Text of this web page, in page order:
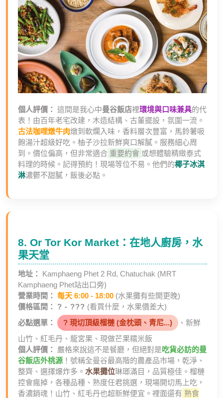
個人評價： 這間是我心中曼谷飯店裡環境與口味兼具的代
表！由百年老宅改建，木造結構、古董擺設，氛圍一流。
古法咖哩燉牛肉燉到軟爛入味，香料層次豐富，馬鈴薯吸
飽湯汁超級好吃。柚子沙拉新鮮爽口解膩。服務細心周
到。價位偏高，但非常適合 重要約會 或想體驗精緻泰式
料理的時候。記得預約！現場等位不易。他們的椰子冰淇
淋濃鬱不甜膩，飯後必點。
8. Or Tor Kor Market：在地人廚房，水
果天堂
地址：
Kamphaeng Phet 2 Rd, Chatuchak (MRT
Kamphaeng Phet站出口旁)
營業時間： 每天 6:00 - 18:00 (水果攤有些開更晚)
價格區間：
? - ??? (看買什麼，水果價差大)
必點選單：
? 現切頂級榴槤 (金枕頭、青尼...)
、新鮮
山竹、紅毛丹、龍宮果、現做芒果糯米飯
個人評價：
嚴格來說這不是餐廳，但絕對是吃貨必訪的曼
谷飯店外桃源 ！號稱全曼谷最高階的農產品市場，乾淨、
整齊、選擇爆炸多。 水果攤位琳瑯滿目，品質極佳。榴槤
控會瘋掉，各種品種、熟度任君挑選，現場開切馬上吃，
香濃銷魂！山竹、紅毛丹也超新鮮便宜。裡面還有 熟食